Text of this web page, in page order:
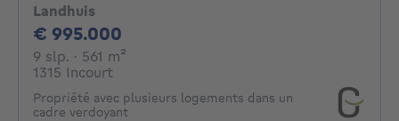
Landhuis
€ 995.000
9 slp. 9 slaapkamers
· 561 m²
1315 Incourt
Propriété avec plusieurs logements dans un
cadre verdoyant